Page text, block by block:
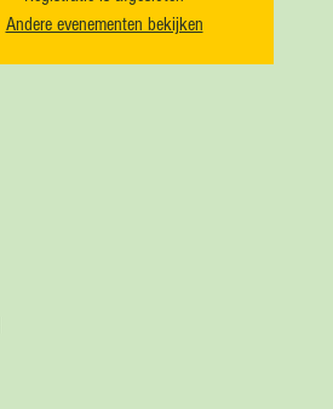
Andere evenementen bekijken